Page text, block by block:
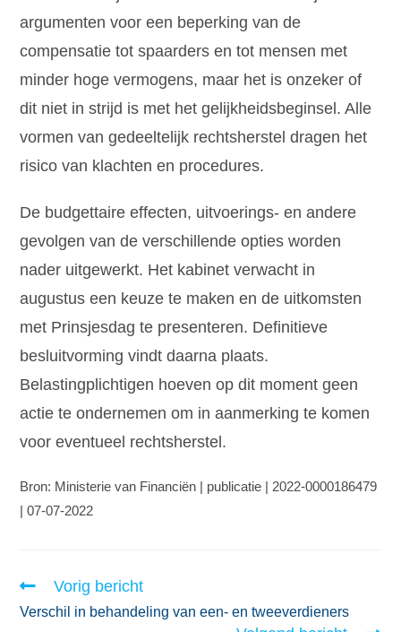
argumenten voor een beperking van de
compensatie tot spaarders en tot mensen met
minder hoge vermogens, maar het is onzeker of
dit niet in strijd is met het gelijkheidsbeginsel. Alle
vormen van gedeeltelijk rechtsherstel dragen het
risico van klachten en procedures.
De budgettaire effecten, uitvoerings- en andere
gevolgen van de verschillende opties worden
nader uitgewerkt. Het kabinet verwacht in
augustus een keuze te maken en de uitkomsten
met Prinsjesdag te presenteren. Definitieve
besluitvorming vindt daarna plaats.
Belastingplichtigen hoeven op dit moment geen
actie te ondernemen om in aanmerking te komen
voor eventueel rechtsherstel.
Bron: Ministerie van Financiën | publicatie | 2022-0000186479
| 07-07-2022
Vorig bericht
Verschil in behandeling van een- en tweeverdieners